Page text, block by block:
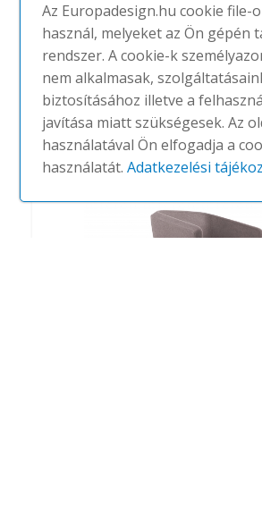
Not
TRUE DESIGN
Az Europadesign.hu cookie file-
használ, melyeket az Ön gépén
rendszer. A cookie-k
nem alkalmasak,
biztosításához illetve a
javítása miatt szükségesek. Az
használatával Ön elfogadja a
használatát.Adatkezelési